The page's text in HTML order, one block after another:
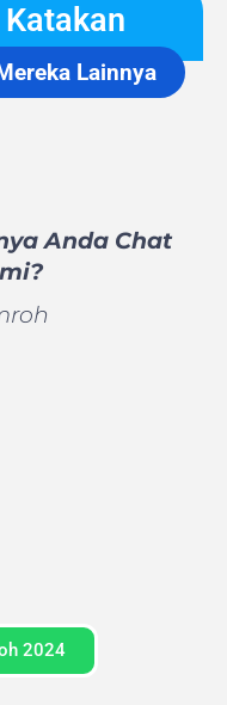
Lainnya
Anda Chat
2024